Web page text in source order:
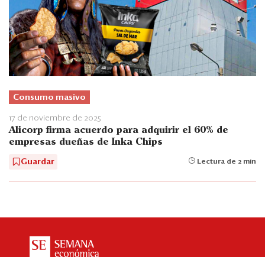
Consumo masivo
17 de noviembre de 2025
Alicorp firma acuerdo para adquirir el 60% de
empresas dueñas de Inka Chips
Guardar Lectura de 2 min